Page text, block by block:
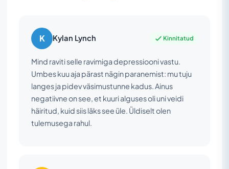
K Kylan Lynch Kinnitatud
Mind raviti selle ravimiga depressiooni vastu.
Umbes kuu aja pärast nägin paranemist: mu tuju
langes ja pidev väsimustunne kadus. Ainus
negatiivne on see, et kuuri alguses oli uni veidi
häiritud, kuid siis läks see üle. Üldiselt olen
tulemusega rahul.